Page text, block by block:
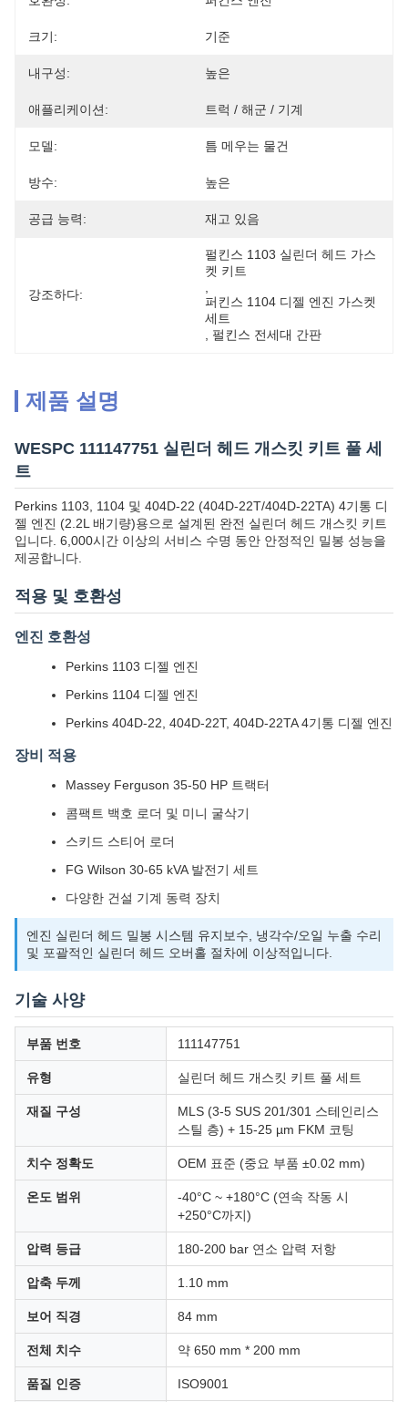
크기: 기준
내구성: 높은
애플리케이션: 트럭 / 해군 / 기계
모델: 틈 메우는 물건
방수: 높은
공급 능력: 재고 있음
강조하다:
펄킨스 1103 실린더 헤드 가스
켓 키트
퍼킨스 1104 디젤 엔진 가스켓
세트
펄킨스 전세대 간판
제품 설명
WESPC 111147751 실린더 헤드 개스킷 키트 풀 세
트
Perkins 1103, 1104 및 404D-22 (404D-22T/404D-22TA) 4기통 디
젤 엔진 (2.2L 배기량)용으로 설계된 완전 실린더 헤드 개스킷 키트
입니다. 6,000시간 이상의 서비스 수명 동안 안정적인 밀봉 성능을
제공합니다.
적용 및 호환성
엔진 호환성
Perkins 1103 디젤 엔진
Perkins 1104 디젤 엔진
Perkins 404D-22, 404D-22T, 404D-22TA 4기통 디젤 엔진
장비 적용
Massey Ferguson 35-50 HP 트랙터
콤팩트 백호 로더 및 미니 굴삭기
스키드 스티어 로더
FG Wilson 30-65 kVA 발전기 세트
다양한 건설 기계 동력 장치
엔진 실린더 헤드 밀봉 시스템 유지보수, 냉각수/오일 누출 수리
및 포괄적인 실린더 헤드 오버홀 절차에 이상적입니다.
기술 사양
부품 번호 111147751
유형 실린더 헤드 개스킷 키트 풀 세트
재질 구성
MLS (3-5 SUS 201/301 스테인리스
스틸 층) + 15-25 µm FKM 코팅
치수 정확도 OEM 표준 (중요 부품 ±0.02 mm)
온도 범위
-40°C ~ +180°C (연속 작동 시
+250°C까지)
압력 등급 180-200 bar 연소 압력 저항
압축 두께 1.10 mm
보어 직경 84 mm
전체 치수 약 650 mm * 200 mm
품질 인증 ISO9001